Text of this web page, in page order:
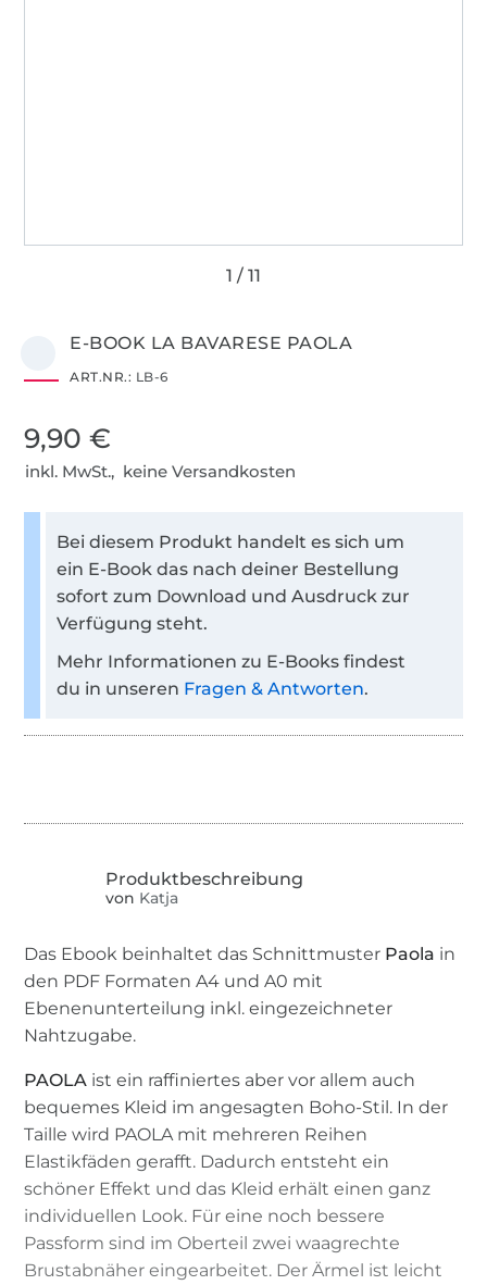
E-BOOK LA BAVARESE PAOLA
ART.NR.: LB-6
9,90 €
inkl. MwSt., keine Versandkosten
Bei diesem Produkt handelt es sich um
ein E-Book das nach deiner Bestellung
sofort zum Download und Ausdruck zur
Verfügung steht.
Mehr Informationen zu E-Books findest
du in unseren Fragen & Antworten.
von Katja
Das Ebook beinhaltet das Schnittmuster Paola in
den PDF Formaten A4 und A0 mit
Ebenenunterteilung inkl. eingezeichneter
Nahtzugabe.
PAOLA ist ein raffiniertes aber vor allem auch
bequemes Kleid im angesagten Boho-Stil. In der
Taille wird PAOLA mit mehreren Reihen
Elastikfäden gerafft. Dadurch entsteht ein
schöner Effekt und das Kleid erhält einen ganz
individuellen Look. Für eine noch bessere
Passform sind im Oberteil zwei waagrechte
Brustabnäher eingearbeitet. Der Ärmel ist leicht